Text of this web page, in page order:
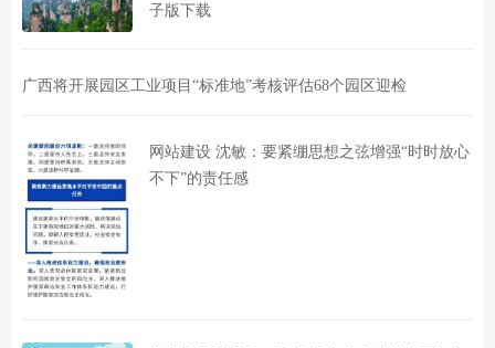
子版下载
广西将开展园区工业项目“标准地”考核评估68个园区迎检
网站建设 沈敏：要紧绷思想之弦增强“时时放心
不下”的责任感